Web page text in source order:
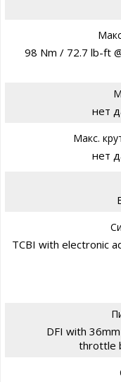
98 Nm / 72.7 lb-ft
нет
Макс.
нет
TCBI with electronic
DFI with
throttle